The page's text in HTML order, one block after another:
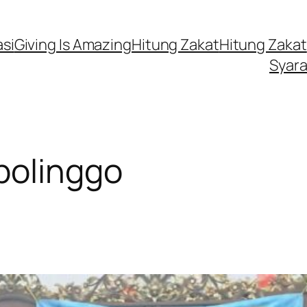
Giving Is AmazingHitung ZakatHitung Zakat